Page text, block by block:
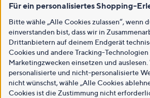
Für ein personalisiertes Shopping-
Bitte wähle „Alle Cookies zulassen“, wenn
einverstanden bist, dass wir in
Drittanbietern auf deinem Endgerät
Cookies und andere Tracking-Technologien
Marketingzwecken einsetzen und
personalisierte und nicht-personalisierte
nicht wünschst, wähle „Alle Cookies
Cookies ist die Zustimmung nicht